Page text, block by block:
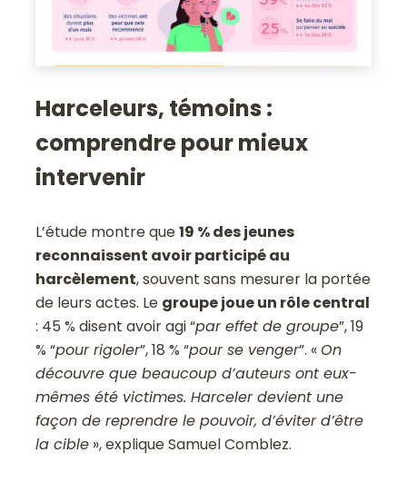
Harceleurs, témoins :
comprendre pour mieux
intervenir
L’étude montre que19 % des jeunes
reconnaissent avoir participé au
harcèlement, souvent sans mesurer la portée
de leurs actes. Le groupe joue un rôle central
: 45 % disent avoir agi “par effet de groupe”, 19
% “pour rigoler”, 18 % “pour se venger”. «On
découvre que beaucoup d’auteurs ont eux-
mêmes été victimes. Harceler devient une
façon de reprendre le pouvoir, d’éviter d’être
la cible », explique Samuel Comblez.